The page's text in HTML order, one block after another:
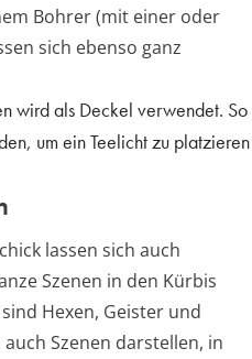
Bohrer (mit einer oder
sich ebenso ganz
wird als Deckel verwendet. So
um ein Teelicht zu platzieren
lassen sich auch
Szenen in den Kürbis
Hexen, Geister und
Szenen darstellen, in